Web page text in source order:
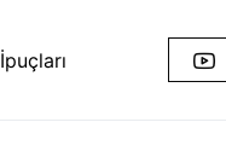
İpuçları